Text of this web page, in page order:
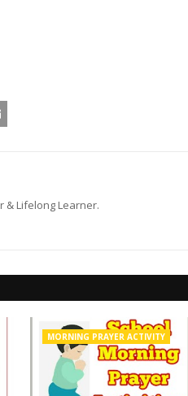
& Lifelong Learner.
MORNING PRAYER ACTIVITY